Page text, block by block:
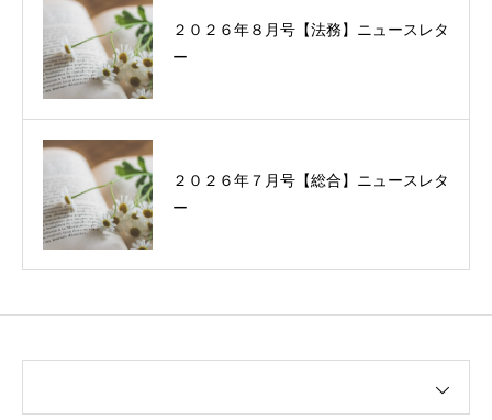
２０２６年８月号【法務】ニュースレタ
ー
２０２６年７月号【総合】ニュースレタ
ー